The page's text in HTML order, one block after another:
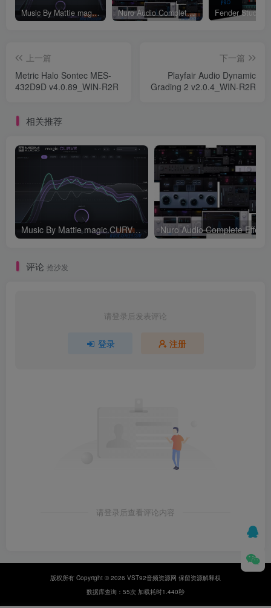
Music By Mattie magic.CURVE v1.0.2-WIN Nuro Audio Complete Effects Bundle v2026.05_WIN-Zom（2026.05.06更新）
上一篇
Metric Halo Sontec MES-
432D9D v4.0.89_WIN-R2R
下一篇
Playfair Audio Dynamic
Grading 2 v2.0.4_WIN-R2R
相关推荐
Music By Mattie magic.CURVE v1.0.2-WIN
评论 抢沙发
请登录后发表评论
登录 注册
请登录后查看评论内容
版权所有 Copyright © 2026 VST92音频资源网 保留资源解释权
数据库查询：55次 加载耗时1.440秒